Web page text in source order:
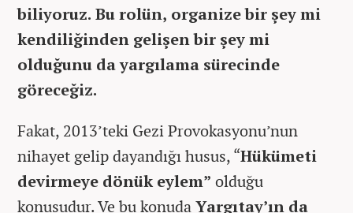
biliyoruz. Bu rolün, organize bir şey mi
kendiliğinden gelişen bir şey mi
olduğunu da yargılama sürecinde
göreceğiz.
Fakat, 2013’teki Gezi Provokasyonu’nun
nihayet gelip dayandığı husus, “Hükümeti
devirmeye dönük eylem” olduğu
konusudur. Ve bu konudaYargıtay’ın da